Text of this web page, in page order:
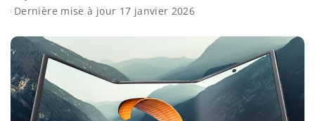
Dernière mise à jour 17 janvier 2026